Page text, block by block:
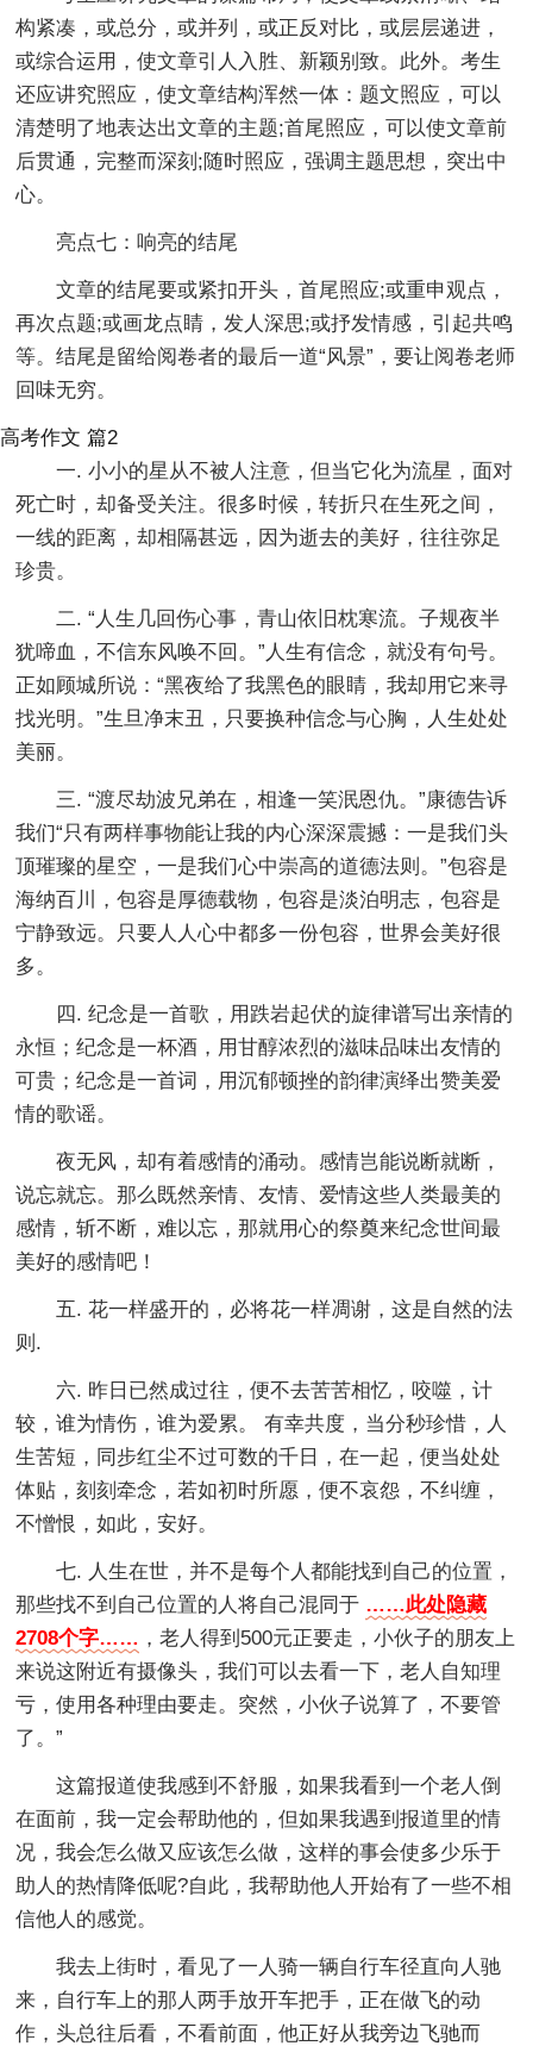
构紧凑，或总分，或并列，或正反对比，或层层递进，
或综合运用，使文章引人入胜、新颖别致。此外。考生
还应讲究照应，使文章结构浑然一体：题文照应，可以
清楚明了地表达出文章的主题;首尾照应，可以使文章前
后贯通，完整而深刻;随时照应，强调主题思想，突出中
心。
亮点七：响亮的结尾
文章的结尾要或紧扣开头，首尾照应;或重申观点，
再次点题;或画龙点睛，发人深思;或抒发情感，引起共鸣
等。结尾是留给阅卷者的最后一道“风景”，要让阅卷老师
回味无穷。
高考作文 篇2
一. 小小的星从不被人注意，但当它化为流星，面对
死亡时，却备受关注。很多时候，转折只在生死之间，
一线的距离，却相隔甚远，因为逝去的美好，往往弥足
珍贵。
二. “人生几回伤心事，青山依旧枕寒流。子规夜半
犹啼血，不信东风唤不回。”人生有信念，就没有句号。
正如顾城所说：“黑夜给了我黑色的眼睛，我却用它来寻
找光明。”生旦净末丑，只要换种信念与心胸，人生处处
美丽。
三. “渡尽劫波兄弟在，相逢一笑泯恩仇。”康德告诉
我们“只有两样事物能让我的内心深深震撼：一是我们头
顶璀璨的星空，一是我们心中崇高的道德法则。”包容是
海纳百川，包容是厚德载物，包容是淡泊明志，包容是
宁静致远。只要人人心中都多一份包容，世界会美好很
多。
四. 纪念是一首歌，用跌岩起伏的旋律谱写出亲情的
永恒；纪念是一杯酒，用甘醇浓烈的滋味品味出友情的
可贵；纪念是一首词，用沉郁顿挫的韵律演绎出赞美爱
情的歌谣。
夜无风，却有着感情的涌动。感情岂能说断就断，
说忘就忘。那么既然亲情、友情、爱情这些人类最美的
感情，斩不断，难以忘，那就用心的祭奠来纪念世间最
美好的感情吧！
五. 花一样盛开的，必将花一样凋谢，这是自然的法
则.
六. 昨日已然成过往，便不去苦苦相忆，咬噬，计
较，谁为情伤，谁为爱累。 有幸共度，当分秒珍惜，人
生苦短，同步红尘不过可数的千日，在一起，便当处处
体贴，刻刻牵念，若如初时所愿，便不哀怨，不纠缠，
不憎恨，如此，安好。
七. 人生在世，并不是每个人都能找到自己的位置，
那些找不到自己位置的人将自己混同于 ……此处隐藏
2708个字…… ，老人得到500元正要走，小伙子的朋友上
来说这附近有摄像头，我们可以去看一下，老人自知理
亏，使用各种理由要走。突然，小伙子说算了，不要管
了。”
这篇报道使我感到不舒服，如果我看到一个老人倒
在面前，我一定会帮助他的，但如果我遇到报道里的情
况，我会怎么做又应该怎么做，这样的事会使多少乐于
助人的热情降低呢?自此，我帮助他人开始有了一些不相
信他人的感觉。
我去上街时，看见了一人骑一辆自行车径直向人驰
来，自行车上的那人两手放开车把手，正在做飞的动
作，头总往后看，不看前面，他正好从我旁边飞驰而